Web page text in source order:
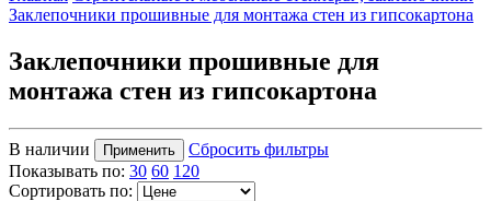
Заклепочники прошивные для монтажа стен из гипсокартона
Заклепочники прошивные для
монтажа стен из гипсокартона
В наличии Применить
Сбросить фильтры
Показывать по: 30 60 120
Сортировать по: